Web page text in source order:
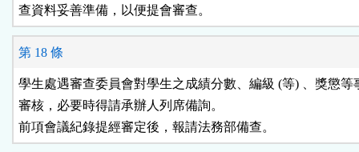
查資料妥善準備，以便提會審查。
第 18 條
學生處遇審查委員會對學生之成績分數、編級 (等) 、獎懲等
審核，必要時得請承辦人列席備詢。
前項會議紀錄提經審定後，報請法務部備查。